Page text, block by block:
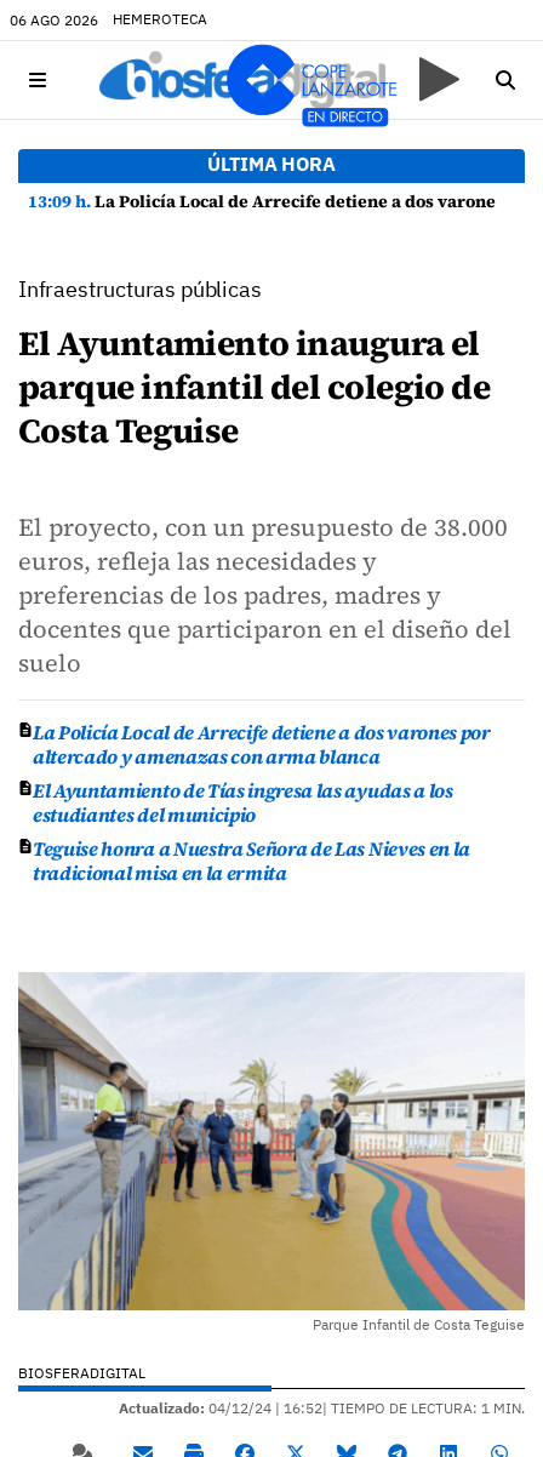
06 AGO 2026 HEMEROTECA
ÚLTIMA HORA
13:09 h.La Policía Local de Arrecife detiene a dos varones por altercado y amenazas con arma blanca
Infraestructuras públicas
El Ayuntamiento inaugura el
parque infantil del colegio de
Costa Teguise
El proyecto, con un presupuesto de 38.000
euros, refleja las necesidades y
preferencias de los padres, madres y
docentes que participaron en el diseño del
suelo
La Policía Local de Arrecife detiene a dos varones por
altercado y amenazas con arma blanca
El Ayuntamiento de Tías ingresa las ayudas a los
estudiantes del municipio
Teguise honra a Nuestra Señora de Las Nieves en la
tradicional misa en la ermita
Parque Infantil de Costa Teguise
BIOSFERADIGITAL
Actualizado: 04/12/24 | 16:52| TIEMPO DE LECTURA: 1 MIN.